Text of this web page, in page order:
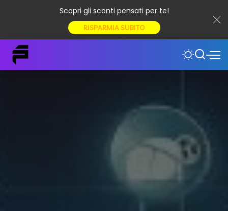
Scopri gli sconti pensati per te!
RISPARMIA SUBITO